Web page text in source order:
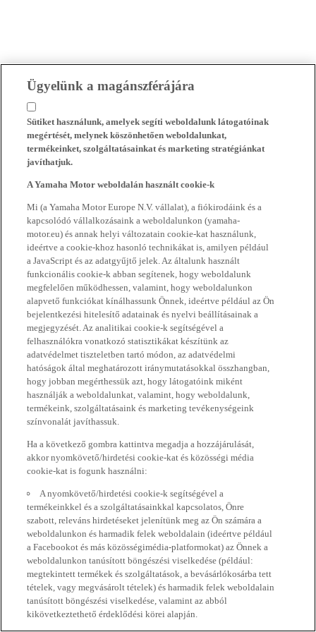
Ügyelünk a magánszférájára
Sütiket használunk, amelyek segíti weboldalunk látogatóinak
megértését, melynek köszönhetően weboldalunkat,
termékeinket, szolgáltatásainkat és marketing stratégiánkat
javíthatjuk.
A Yamaha Motor weboldalán használt cookie-k
Mi (a Yamaha Motor Europe N.V. vállalat), a fiókirodáink és a
kapcsolódó vállalkozásaink a weboldalunkon (yamaha-
motor.eu) és annak helyi változatain cookie-kat használunk,
ideértve a cookie-khoz hasonló technikákat is, amilyen például
a JavaScript és az adatgyűjtő jelek. Az általunk használt
funkcionális cookie-k abban segítenek, hogy weboldalunk
megfelelően működhessen, valamint, hogy weboldalunkon
alapvető funkciókat kínálhassunk Önnek, ideértve például az Ön
bejelentkezési hitelesítő adatainak és nyelvi beállításainak a
megjegyzését. Az analitikai cookie-k segítségével a
felhasználókra vonatkozó statisztikákat készítünk az
adatvédelmet tiszteletben tartó módon, az adatvédelmi
hatóságok által meghatározott iránymutatásokkal összhangban,
hogy jobban megérthessük azt, hogy látogatóink miként
használják a weboldalunkat, valamint, hogy weboldalunk,
termékeink, szolgáltatásaink és marketing tevékenységeink
színvonalát javíthassuk.
Ha a következő gombra kattintva megadja a hozzájárulását,
akkor nyomkövető/hirdetési cookie-kat és közösségi média
cookie-kat is fogunk használni:
A nyomkövető/hirdetési cookie-k segítségével a
termékeinkkel és a szolgáltatásainkkal kapcsolatos, Önre
szabott, releváns hirdetéseket jelenítünk meg az Ön számára a
weboldalunkon és harmadik felek weboldalain (ideértve például
a Facebookot és más közösségimédia-platformokat) az Önnek a
weboldalunkon tanúsított böngészési viselkedése (például:
megtekintett termékek és szolgáltatások, a bevásárlókosárba tett
tételek, vagy megvásárolt tételek) és harmadik felek weboldalain
tanúsított böngészési viselkedése, valamint az abból
kikövetkeztethető érdeklődési körei alapján.